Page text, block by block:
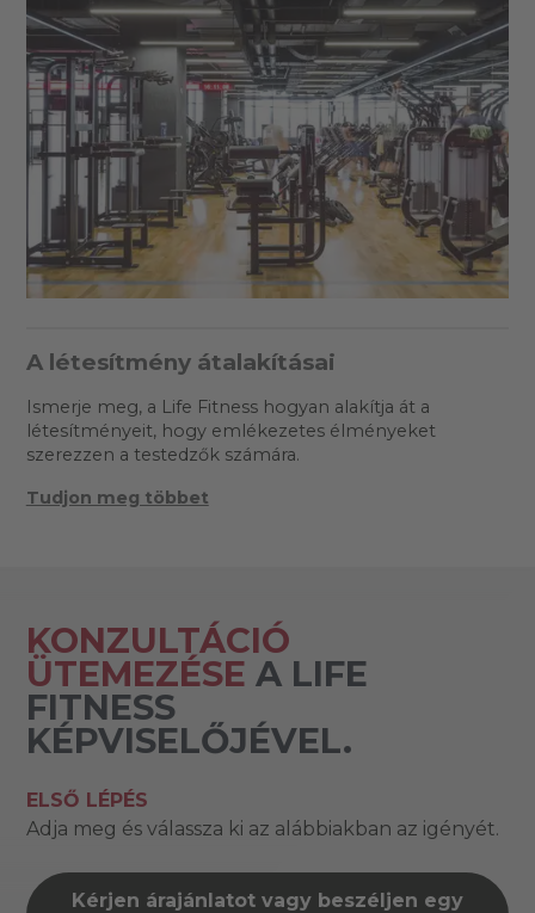
A létesítmény átalakításai
Ismerje meg, a Life Fitness hogyan alakítja át a
létesítményeit, hogy emlékezetes élményeket
szerezzen a testedzők számára.
Tudjon meg többet
KONZULTÁCIÓ
ÜTEMEZÉSE A LIFE
FITNESS
KÉPVISELŐJÉVEL.
ELSŐ LÉPÉS
Adja meg és válassza ki az alábbiakban az igényét.
Kérjen árajánlatot vagy beszéljen egy